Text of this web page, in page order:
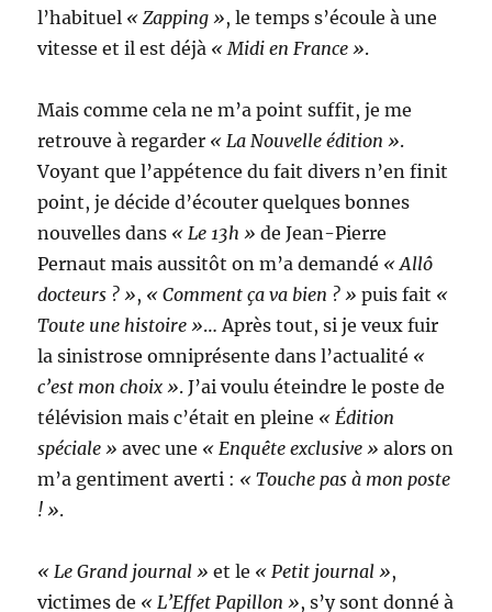
l’habituel « Zapping », le temps s’écoule à une
vitesse et il est déjà « Midi en France ».
Mais comme cela ne m’a point suffit, je me
retrouve à regarder « La Nouvelle édition ».
Voyant que l’appétence du fait divers n’en finit
point, je décide d’écouter quelques bonnes
nouvelles dans « Le 13h » de Jean-Pierre
Pernaut mais aussitôt on m’a demandé « Allô
docteurs ? », « Comment ça va bien ? » puis fait «
Toute une histoire »… Après tout, si je veux fuir
la sinistrose omniprésente dans l’actualité «
c’est mon choix ». J’ai voulu éteindre le poste de
télévision mais c’était en pleine « Édition
spéciale » avec une « Enquête exclusive » alors on
m’a gentiment averti : « Touche pas à mon poste
! ».
« Le Grand journal » et le « Petit journal »,
victimes de « L’Effet Papillon », s’y sont donné à